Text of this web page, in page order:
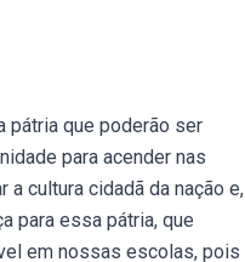
pátria que poderão ser
para acender nas
cultura cidadã da nação e,
para essa pátria, que
em nossas escolas, pois